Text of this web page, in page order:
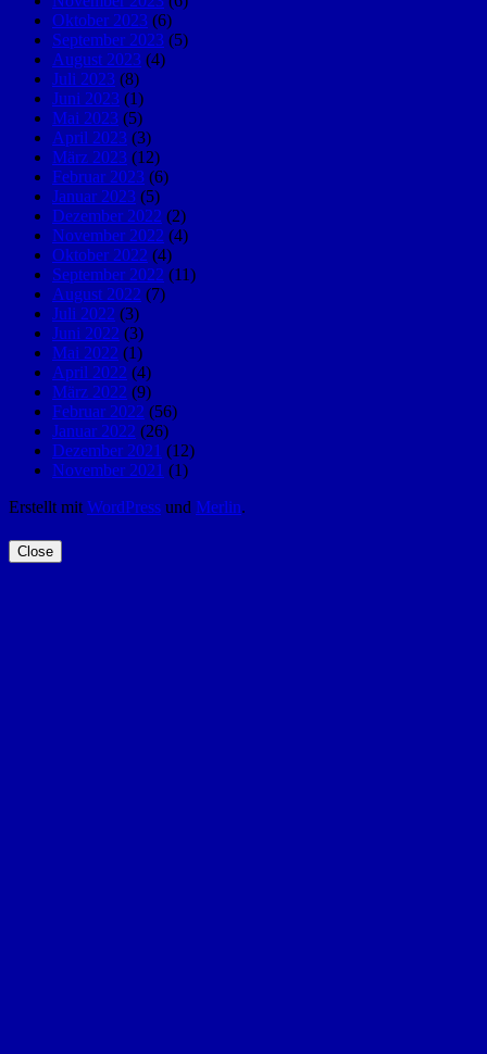
Oktober 2023 (6)
September 2023 (5)
August 2023 (4)
Juli 2023 (8)
Juni 2023 (1)
Mai 2023 (5)
April 2023 (3)
März 2023 (12)
Februar 2023 (6)
Januar 2023 (5)
Dezember 2022 (2)
November 2022 (4)
Oktober 2022 (4)
September 2022 (11)
August 2022 (7)
Juli 2022 (3)
Juni 2022 (3)
Mai 2022 (1)
April 2022 (4)
März 2022 (9)
Februar 2022 (56)
Januar 2022 (26)
Dezember 2021 (12)
November 2021 (1)
Erstellt mit WordPress und Merlin.
Close